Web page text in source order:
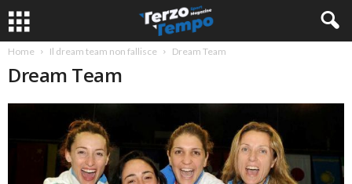
Home Il dream team non fallisce Dream Team
Dream Team